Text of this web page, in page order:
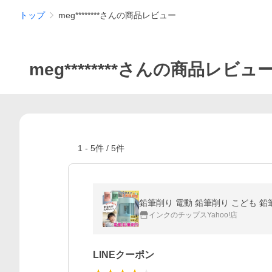
トップ meg********さんの商品レビュー
meg********さんの商品レビュ
1 - 5件 / 5件
インクのチップスYahoo!店
LINEクーポン